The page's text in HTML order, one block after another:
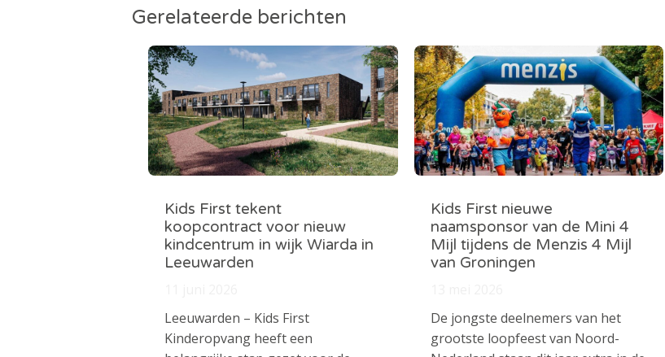
Gerelateerde berichten
Kids First tekent
koopcontract voor nieuw
kindcentrum in wijk Wiarda in
Leeuwarden
Leeuwarden – Kids First
Kinderopvang heeft een
Kids First nieuwe
naamsponsor van de Mini 4
Mijl tijdens de Menzis 4 Mijl
van Groningen
De jongste deelnemers van het
grootste loopfeest van Noord-